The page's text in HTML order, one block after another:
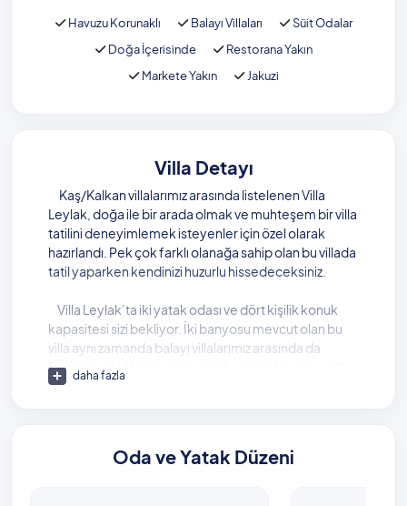
Havuzu Korunaklı Balayı Villaları
Süit Odalar
Doğa İçerisinde
Restorana Yakın
Markete Yakın
Jakuzi
Villa Detayı
Kaş/Kalkan villalarımız arasında listelenen Villa
Leylak, doğa ile bir arada olmak ve muhteşem bir villa
tatilini deneyimlemek isteyenler için özel olarak
hazırlandı. Pek çok farklı olanağa sahip olan bu villada
tatil yaparken kendinizi huzurlu hissedeceksiniz.
Villa Leylak’ta iki yatak odası ve dört kişilik konuk
kapasitesi sizi bekliyor. İki banyosu mevcut olan bu
villa aynı zamanda balayı villalarımız arasında da
listeleniyor. Villanın sahip olduğu özellikler ve keyifli
detaylar sayesinde, tatil boyunca her güne dinlenmiş
hassasiyetlerinize uygun olarak tasarlanmış.
daha fazla
Oda ve Yatak Düzeni